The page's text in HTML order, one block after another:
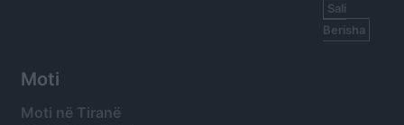
Sali
Berisha
Moti
Moti në Tiranë